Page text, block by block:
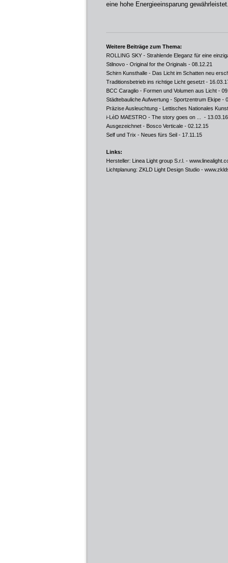
eine hohe Energieeinsparung gewährleistet.
Weitere Beiträge zum Thema:
ROLLING SKY - Strahlende Eleganz für eine
Stilnovo - Original for the Originals - 08.12.21
Schirn Kunsthalle - Das Licht im Schatten neu
Traditionsbetrieb ins richtige Licht gesetzt -
BCC Caraglio - Formen und Volumen aus Licht -
Städtebauliche Aufwertung - Sportzentrum Ekipe -
Präzise Ausleuchtung - Lettisches Nationales
i-LèD MAESTRO - The story goes on ...
- 13.03.16
Ausgezeichnet - Bosco Verticale - 02.12.15
Self und Trix - Neues fürs Seil - 17.11.15
Links:
Hersteller: Linea Light group S.r.l. -
Lichtplanung: ZKLD Light Design Studio -